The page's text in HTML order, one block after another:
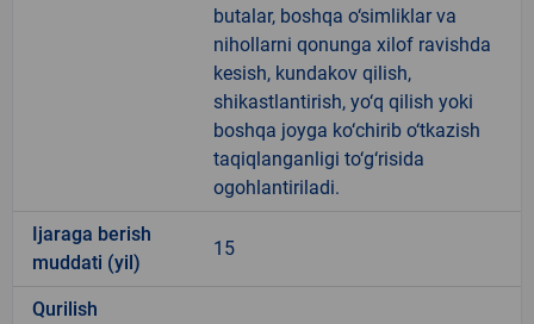
butalar, boshqa o‘simliklar va
nihollarni qonunga xilof ravishda
kesish, kundakov qilish,
shikastlantirish, yo‘q qilish yoki
boshqa joyga ko‘chirib o‘tkazish
taqiqlanganligi to‘g‘risida
ogohlantiriladi.
Ijaraga berish
muddati (yil)
15
Qurilish